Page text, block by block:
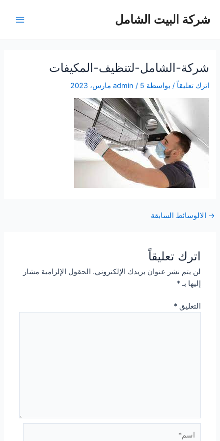
المحتوى
شركة البيت الشامل
شركة-الشامل-لتنظيف-المكيفات
اترك تعليقاً / بواسطة admin / 5 مارس، 2023
Post
→ الالوسائط السابقة
اترك تعليقاً
لن يتم نشر عنوان بريدك الإلكتروني. الحقول الإلزامية مشار
إليها بـ*
التعليق*